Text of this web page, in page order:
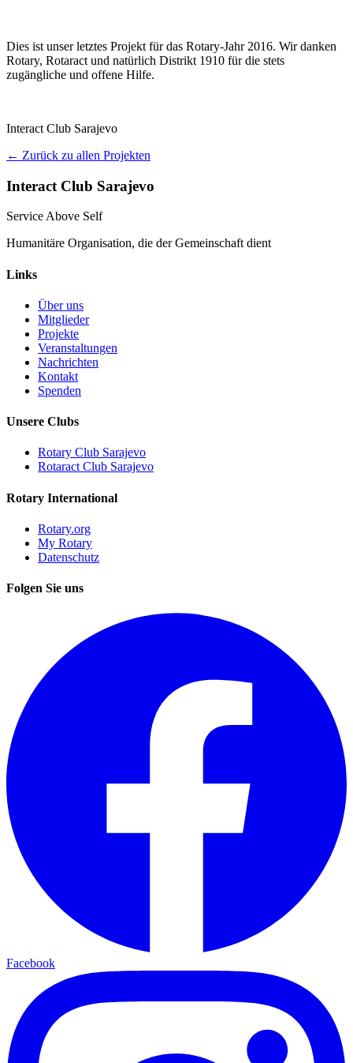
Dies ist unser letztes Projekt für das Rotary-Jahr 2016. Wir danken
Rotary, Rotaract und natürlich Distrikt 1910 für die stets
zugängliche und offene Hilfe.
Interact Club Sarajevo
← Zurück zu allen Projekten
Interact Club Sarajevo
Service Above Self
Humanitäre Organisation, die der Gemeinschaft dient
Links
Über uns
Mitglieder
Projekte
Veranstaltungen
Nachrichten
Kontakt
Spenden
Unsere Clubs
Rotary Club Sarajevo
Rotaract Club Sarajevo
Rotary International
Rotary.org
My Rotary
Datenschutz
Folgen Sie uns
Facebook